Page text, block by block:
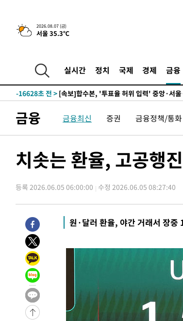
2026.08.07 (금)
서울 35.3℃
실시간 정치 국제 경제 금융
-19790초 전 >민주 콩고 에볼라환자 4천명 돌파, 4053명 발
-19040초 전 >[속보]'300억원대 사기 혐의' 차가원 대표 구
-16747초 전 >
[속보]경찰·노동부, HL만도 평택사업장 끼
-16628초 전 >
압수수색
-16383초 전 > [속보]원·달러 환율, 오전 9시 1423.8원
-16165초 전 >
[속보]코스닥, 5.95포인트(0.74%) 상승한
-16133초 전 >[속보]코스피, 6300선 재탈환…1.09% 오
태
-12596초 전 >입추에도 극한더위…서울 낮 39도 '폭염중
례 큰 폭발음
-6275초 전 >[속보]美, 폴리실리콘 수입 규제…파생제품
-4426초 전 >[속보]트럼프, 美 원정출산 금지 행정명령 서명
-2126초 전 >
[속보] 뉴욕증시, 일제 하락 마감…나스닥
-30860초 전 >
[속보]국힘 윤리위, '돌려차기 발언' 진종오·
-26185초 전 >
25.3%↑
-23345초 전 >
[속보]'채상병 순직 책임' 임성근, 항소심도
-23211초 전 >
[속보]종합특검, '관저이전 봐주기 감사' 유
-19811초 전 >
민주 콩고 에볼라환자 4천명 돌파, 4053명
-19061초 전 >
[속보]'300억원대 사기 혐의' 차가원 대표 구
-18255초 전 >
"미 전국적 살모네라 식중독 원인은 멕시코
금융 금융최신 증권 금융정책/통화
치솟는 환율, 고공행
등록 2026.06.05 06:00:00 수정 2026.06.05 08:27:40
원·달러 환율, 야간 거래서 장중